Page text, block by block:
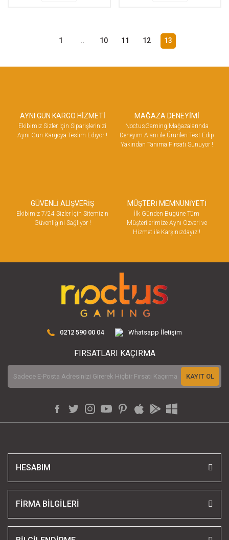
1 .. 10 11 12 13
AYNI GÜN KARGO HİZMETİ
Ekibimiz Sizler İçin Siparişlerinizi
Aynı Gün Kargoya Teslim Ediyor !
MAĞAZA DENEYİMİ
NoctusGaming Mağazalarında
Deneyim Alanı ile Ürünleri Test Edip
Yakından Tanıma Fırsatı Sunuyor !
GÜVENLİ ALIŞVERİŞ
Ekibimiz 7/24 Sizler İçin Sitemizin
Güvenliğini Sağlıyor !
MÜŞTERİ MEMNUNİYETİ
İlk Günden Bugüne Tüm
Müşterilerimize Aynı Özveri ve
Hizmet ile Karşınızdayız !
0212 590 00 04 Whatsapp İletişim
FIRSATLARI KAÇIRMA
KAYIT OL
HESABIM
FİRMA BİLGİLERİ